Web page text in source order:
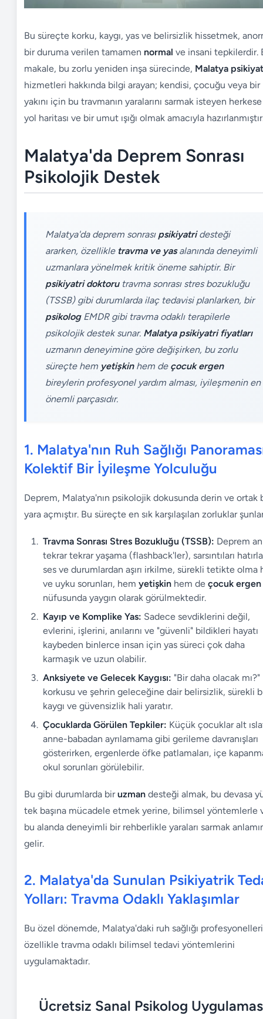
Bu süreçte korku, kaygı, yas ve belirsizlik hissetmek,
bir duruma verilen tamamen normal ve insani tepkilerdir.
makale, bu zorlu yeniden inşa sürecinde, Malatya
hizmetleri hakkında bilgi arayan; kendisi, çocuğu veya bir
yakını için bu travmanın yaralarını sarmak isteyen
yol haritası ve bir umut ışığı olmak amacıyla
Malatya'da Deprem Sonrası
Psikolojik Destek
Malatya'da deprem sonrası psikiyatridesteği
ararken, özellikle travma ve yasalanında deneyimli
uzmanlara yönelmek kritik öneme sahiptir. Bir
psikiyatri doktorutravma sonrası stres bozukluğu
(TSSB) gibi durumlarda ilaç tedavisi planlarken, bir
psikologEMDR gibi travma odaklı terapilerle
psikolojik destek sunar. Malatya psikiyatri fiyatları
uzmanın deneyimine göre değişirken, bu zorlu
süreçte hem yetişkinhem de çocuk ergen
bireylerin profesyonel yardım alması, iyileşmenin en
önemli parçasıdır.
1. Malatya'nın Ruh Sağlığı
Kolektif Bir İyileşme Yolculuğu
Deprem, Malatya'nın psikolojik dokusunda derin ve ortak
yara açmıştır. Bu süreçte en sık karşılaşılan zorluklar
Travma Sonrası Stres Bozukluğu (TSSB): Deprem
tekrar tekrar yaşama (flashback'ler), sarsıntıları
ses ve durumlardan aşırı irkilme, sürekli tetikte olma
ve uyku sorunları, hem yetişkin hem de çocuk ergen
nüfusunda yaygın olarak görülmektedir.
Kayıp ve Komplike Yas: Sadece sevdiklerini değil,
evlerini, işlerini, anılarını ve "güvenli" bildikleri hayatı
kaybeden binlerce insan için yas süreci çok daha
karmaşık ve uzun olabilir.
Anksiyete ve Gelecek Kaygısı: "Bir daha olacak mı?"
korkusu ve şehrin geleceğine dair belirsizlik, sürekli
kaygı ve güvensizlik hali yaratır.
Çocuklarda Görülen Tepkiler: Küçük çocuklar alt
anne-babadan ayrılamama gibi gerileme davranışları
gösterirken, ergenlerde öfke patlamaları, içe
okul sorunları görülebilir.
Bu gibi durumlarda biruzman desteği almak, bu devasa
tek başına mücadele etmek yerine, bilimsel yöntemlerle
bu alanda deneyimli bir rehberlikle yaraları sarmak
gelir.
2. Malatya'da Sunulan Psikiyatrik
Yolları: Travma Odaklı Yaklaşımlar
Bu özel dönemde, Malatya'daki ruh sağlığı
özellikle travma odaklı bilimsel tedavi yöntemlerini
uygulamaktadır.
Ücretsiz Sanal Psikolog